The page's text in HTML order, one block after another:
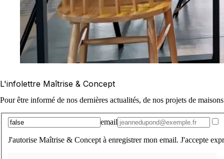
L'infolettre Maîtrise & Concept
Pour être informé de nos dernières actualités, de nos projets de
email
J'autorise Maîtrise & Concept à enregistrer mon email. J'accepte